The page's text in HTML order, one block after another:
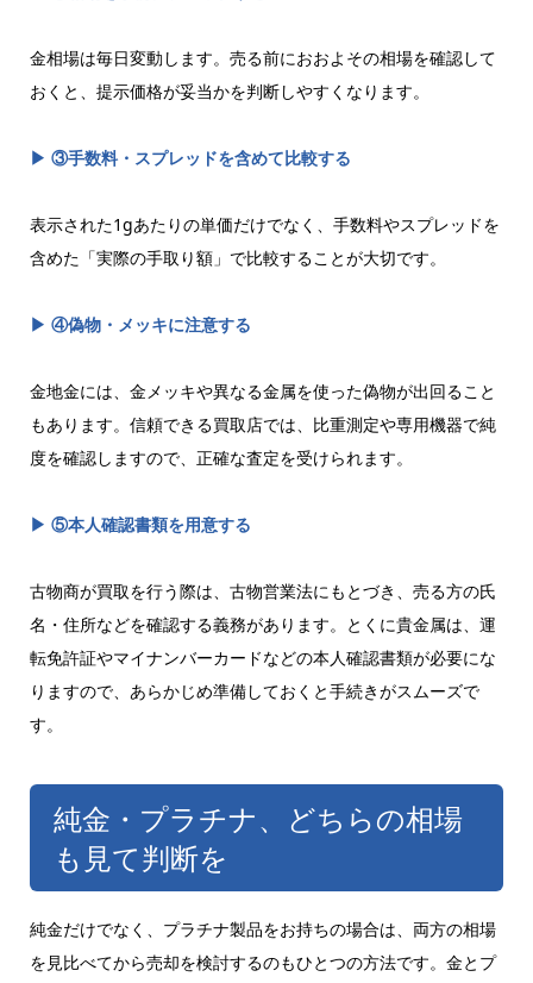
金相場は毎日変動します。売る前におおよその相場を確認して
おくと、提示価格が妥当かを判断しやすくなります。
▶ ③手数料・スプレッドを含めて比較する
表示された1gあたりの単価だけでなく、手数料やスプレッドを
含めた「実際の手取り額」で比較することが大切です。
▶ ④偽物・メッキに注意する
金地金には、金メッキや異なる金属を使った偽物が出回ること
もあります。信頼できる買取店では、比重測定や専用機器で純
度を確認しますので、正確な査定を受けられます。
▶ ⑤本人確認書類を用意する
古物商が買取を行う際は、古物営業法にもとづき、売る方の氏
名・住所などを確認する義務があります。とくに貴金属は、運
転免許証やマイナンバーカードなどの本人確認書類が必要にな
りますので、あらかじめ準備しておくと手続きがスムーズで
す。
純金・プラチナ、どちらの相場
も見て判断を
純金だけでなく、プラチナ製品をお持ちの場合は、両方の相場
を見比べてから売却を検討するのもひとつの方法です。金とプ